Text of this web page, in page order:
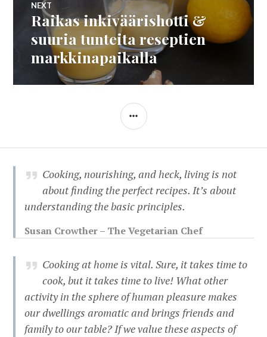
NEXT
Next
post:
Raikas inkiväärishotti &
suuria tunteita reseptien
markkinapaikalla
SIDEBAR
Cooking, nourishing, and heck, living is not
about finding the perfect recipes. It’s about
understanding the basic principles.
Susan Crowther – The Vegetarian Chef
Cooking at home is vital. Sure, it takes time to
cook, but it takes time to live! What other
activity in the sphere of human pleasure makes
our dwellings aromatic and brings friends and
family to our table? If we value these aspects of